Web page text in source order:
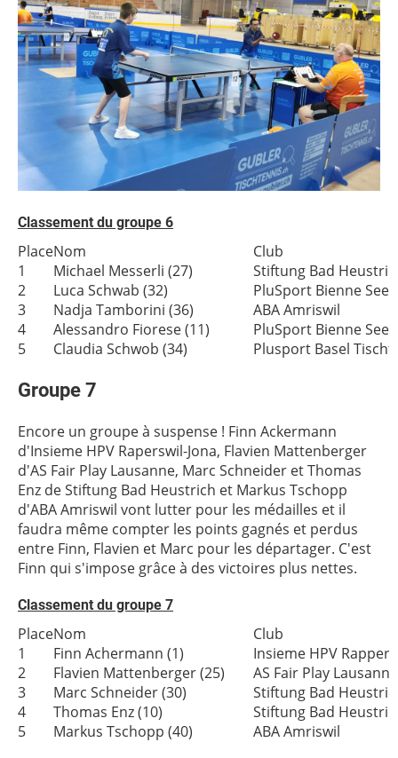
Classement du groupe 6
PlaceNom
Club
1
Michael Messerli (27)
Stiftung Bad
2
Luca Schwab (32)
PluSport Bienne
3
Nadja Tamborini (36)
ABA Amriswil
4
Alessandro Fiorese (11)
PluSport Bienne
5
Claudia Schwob (34) Plusport Basel
Groupe 7
Encore un groupe à suspense ! Finn Ackermann
d'Insieme HPV Raperswil-Jona, Flavien Mattenberger
d'AS Fair Play Lausanne, Marc Schneider et Thomas
Enz de Stiftung Bad Heustrich et Markus Tschopp
d'ABA Amriswil vont lutter pour les médailles et il
faudra même compter les points gagnés et perdus
entre Finn, Flavien et Marc pour les départager. C'est
Finn qui s'impose grâce à des victoires plus nettes.
Classement du groupe 7
PlaceNom
Club
1
Finn Achermann (1)
Insieme HPV
2
Flavien Mattenberger (25)
AS Fair Play Lausanne
3
Marc Schneider (30)
Stiftung Bad
4
Thomas Enz (10)
Stiftung Bad
5
Markus Tschopp (40)
ABA Amriswil